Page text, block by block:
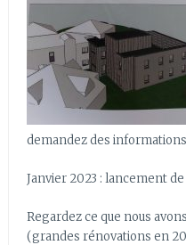
demandez des
Janvier 2023 : lancement de
Regardez ce que nous
(grandes rénovations en